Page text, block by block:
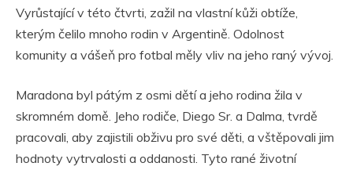
Vyrůstající v této čtvrti, zažil na vlastní kůži obtíže,
kterým čelilo mnoho rodin v Argentině. Odolnost
komunity a vášeň pro fotbal měly vliv na jeho raný vývoj.
Maradona byl pátým z osmi dětí a jeho rodina žila v
skromném domě. Jeho rodiče, Diego Sr. a Dalma, tvrdě
pracovali, aby zajistili obživu pro své děti, a vštěpovali jim
hodnoty vytrvalosti a oddanosti. Tyto rané životní